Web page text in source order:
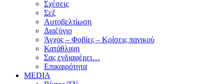
Σχέσεις
Σεξ
Αυτοβελτίωση
Διαζύγιο
Άγχος – Φοβίες – Κρίσεις πανικού
Κατάθλιψη
Σας ενδιαφέρει…
Επικαιρότητα
MEDIA